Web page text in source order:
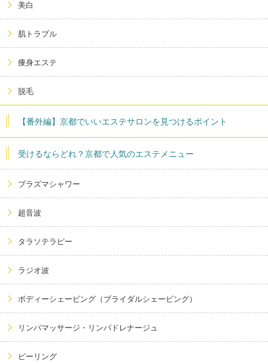
美白
肌トラブル
痩身エステ
脱毛
【番外編】京都でいいエステサロンを見つけるポイント
受けるならどれ？京都で人気のエステメニュー
プラズマシャワー
超音波
タラソテラピー
ラジオ波
ボディーシェービング（ブライダルシェービング）
リンパマッサージ・リンパドレナージュ
ピーリング